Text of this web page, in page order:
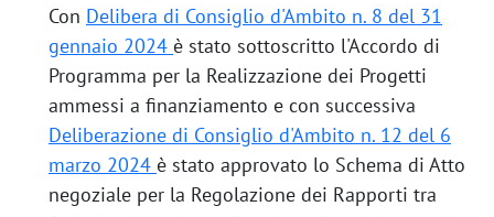
Con Delibera di Consiglio d'Ambito n. 8 del 31
gennaio 2024 è stato sottoscritto l'Accordo di
Programma per la Realizzazione dei Progetti
ammessi a finanziamento e con successiva
Deliberazione di Consiglio d'Ambito n. 12 del 6
marzo 2024 è stato approvato lo Schema di Atto
negoziale per la Regolazione dei Rapporti tra